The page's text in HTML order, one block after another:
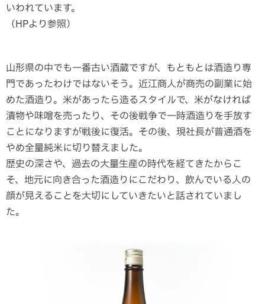
いわれています。
（HPより参照）
山形県の中でも一番古い酒蔵ですが、もともとは酒造り専
門であったわけではないそう。近江商人が商売の副業に始
めた酒造り。米があったら造るスタイルで、米がなければ
漬物や味噌を売ったり、その後戦争で一時酒造りを手放す
ことになりますが戦後に復活。その後、現社長が普通酒を
やめ全量純米に切り替えました。
歴史の深さや、過去の大量生産の時代を経てきたからこ
そ、地元に向き合った酒造りにこだわり、飲んでいる人の
顔が見えることを大切にしていきたいと話されていまし
た。